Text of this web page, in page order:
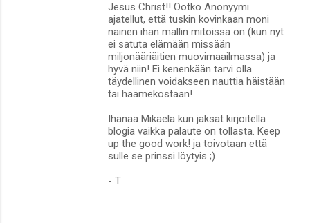
Jesus Christ!! Ootko Anonyymi
ajatellut, että tuskin kovinkaan moni
nainen ihan mallin mitoissa on (kun nyt
ei satuta elämään missään
miljonääriäitien muovimaailmassa) ja
hyvä niin! Ei kenenkään tarvi olla
täydellinen voidakseen nauttia häistään
tai häämekostaan!
Ihanaa Mikaela kun jaksat kirjoitella
blogia vaikka palaute on tollasta. Keep
up the good work! ja toivotaan että
sulle se prinssi löytyis ;)
- T